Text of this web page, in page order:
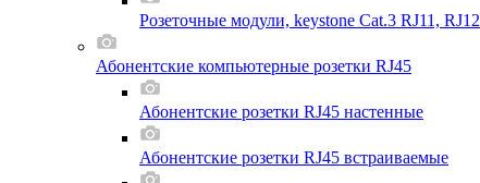
Розеточные модули, keystone Cat.3 RJ11, RJ12
Абонентские компьютерные розетки RJ45
Абонентские розетки RJ45 настенные
Абонентские розетки RJ45 встраиваемые